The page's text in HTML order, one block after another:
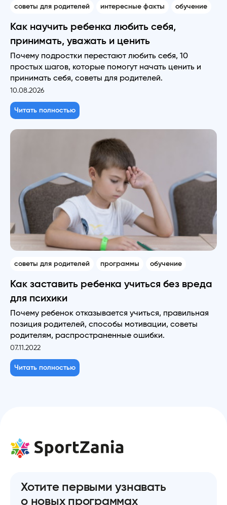
советы для родителей интересные факты обучение
Как научить ребенка любить себя,
принимать, уважать и ценить
Почему подростки перестают любить себя, 10
простых шагов, которые помогут начать ценить и
принимать себя, советы для родителей.
10.08.2026
Читать полностью
советы для родителей программы обучение
Как заставить ребенка учиться без вреда
для психики
Почему ребенок отказывается учиться, правильная
позиция родителей, способы мотивации, советы
родителям, распространенные ошибки.
07.11.2022
Читать полностью
Хотите первыми узнавать
о новых программах